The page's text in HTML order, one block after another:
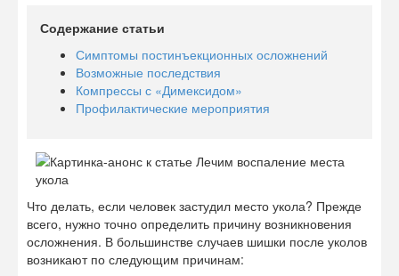
Содержание статьи
Симптомы постинъекционных осложнений
Возможные последствия
Компрессы с «Димексидом»
Профилактические мероприятия
Что делать, если человек застудил место укола? Прежде
всего, нужно точно определить причину возникновения
осложнения. В большинстве случаев шишки после уколов
возникают по следующим причинам: